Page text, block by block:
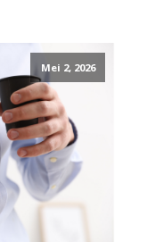
Mei 2, 2026